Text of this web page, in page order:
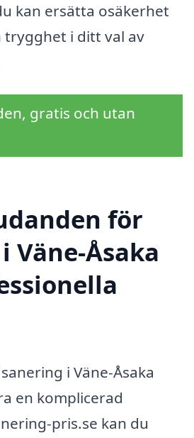
kan ersätta osäkerhet
trygghet i ditt val av
gratis och utan
för
Väne-Åsaka
i Väne-Åsaka
en komplicerad
pris.se kan du